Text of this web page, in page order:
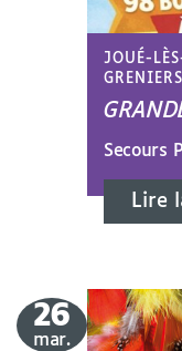
JOUÉ-
GRENIERS
Secours
Lire
le26
mar.